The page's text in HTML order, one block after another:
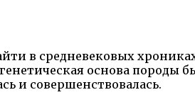
в средневековых
основа породы
и совершенствовалась.